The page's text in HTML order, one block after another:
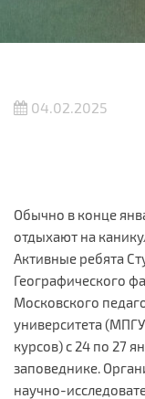
04.02.2025
Обычно в конце
отдыхают на
Активные ребята
Географического
Московского
университета
курсов) с 24 по 27
заповеднике.
научно-